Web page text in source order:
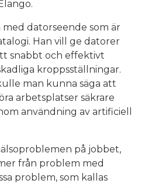
datorseende som är
Han vill ge datorer
snabbt och effektivt
kroppsställningar.
man kunna säga att
arbetsplatser säkrare
användning av artificiell
på jobbet,
från problem med
problem, som kallas